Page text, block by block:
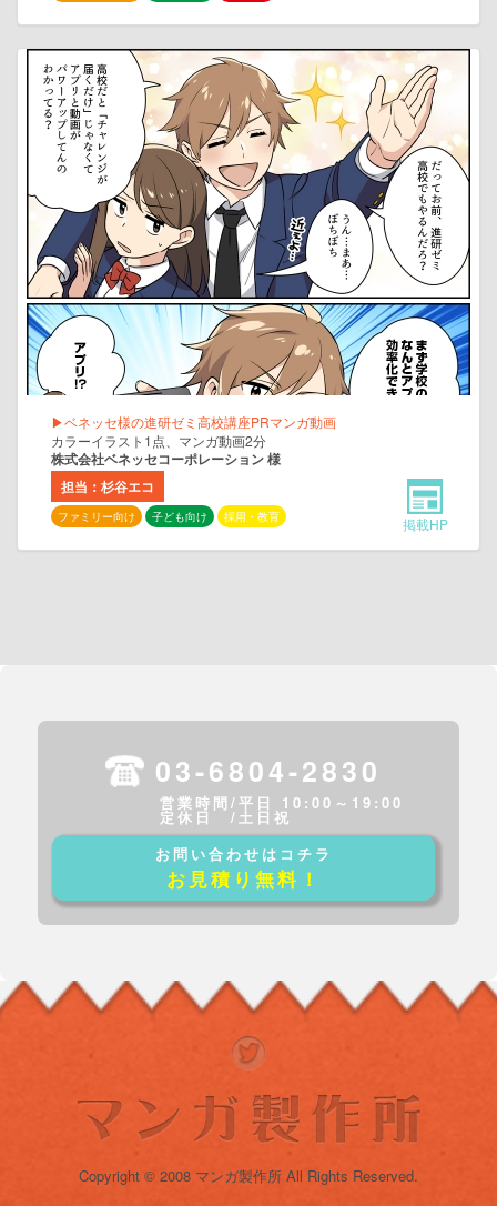
▶ベネッセ様の進研ゼミ高校講座PRマンガ動画
カラーイラスト1点、マンガ動画2分
株式会社ベネッセコーポレーション 様
担当：杉谷エコ
ファミリー向け 子ども向け 採用・教育 掲載HP
03-6804-2830
営業時間/平日 10:00～19:00
定休日 /土日祝
お問い合わせはコチラ
お見積り無料！
Copyright © 2008 マンガ製作所 All Rights Reserved.